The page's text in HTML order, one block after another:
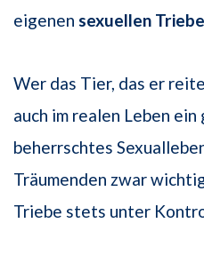
eigenen sexuellen Triebe
Wer das Tier, das er
auch im realen Leben
beherrschtes
Träumenden zwar
Triebe stets unter